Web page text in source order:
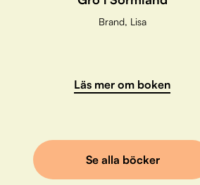
Brand, Lisa
Läs mer om boken
Se alla böcker